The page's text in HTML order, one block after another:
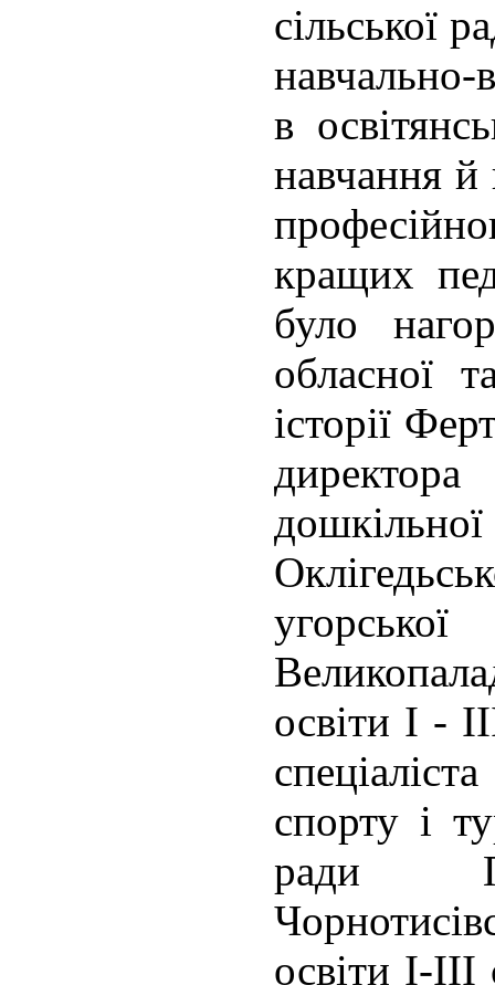
сільської
в
навчання й
кращих
було
обласної
історії
освіти І -
спорту і
ради
освіти І-